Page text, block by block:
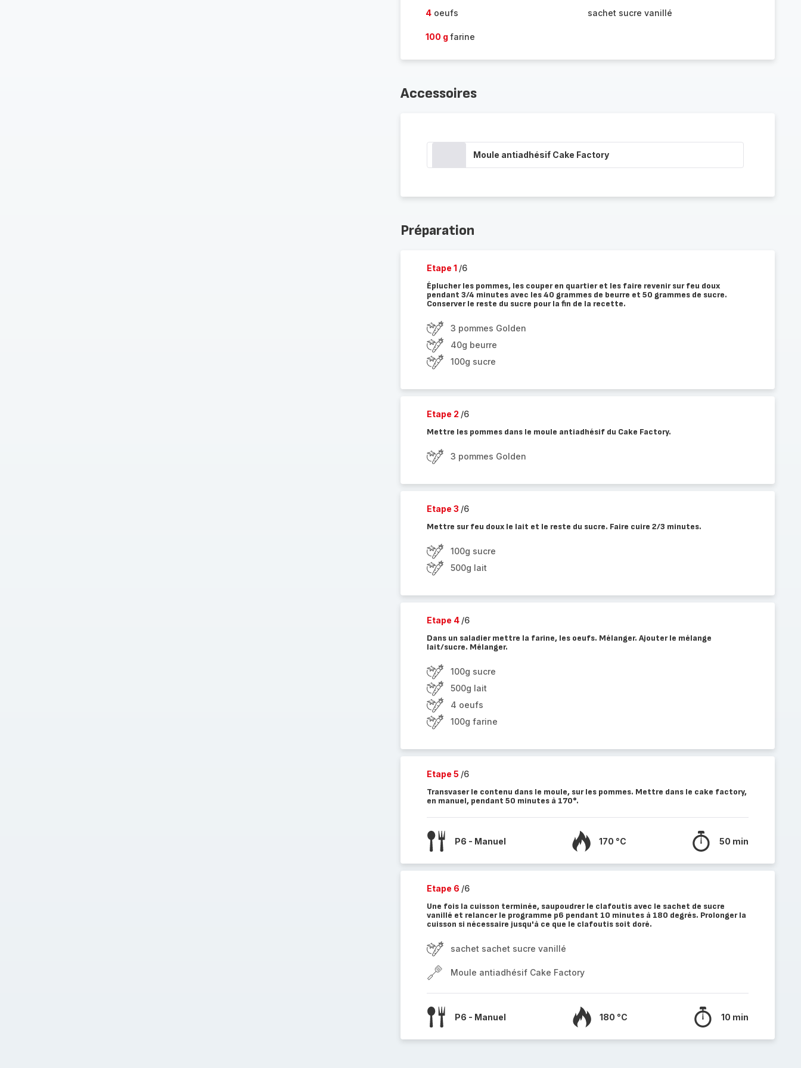
4oeufs sachet sucre vanillé
100 g farine
Accessoires
Moule antiadhésif Cake Factory
Préparation
Etape 1 /6
Éplucher les pommes, les couper en quartier et les faire revenir sur feu doux
pendant 3/4 minutes avec les 40 grammes de beurre et 50 grammes de sucre.
Conserver le reste du sucre pour la fin de la recette.
3 pommes Golden
40g beurre
100g sucre
Etape 2 /6
Mettre les pommes dans le moule antiadhésif du Cake Factory.
3 pommes Golden
Etape 3 /6
Mettre sur feu doux le lait et le reste du sucre. Faire cuire 2/3 minutes.
100g sucre
500g lait
Etape 4 /6
Dans un saladier mettre la farine, les oeufs. Mélanger. Ajouter le mélange
lait/sucre. Mélanger.
100g sucre
500g lait
4 oeufs
100g farine
Etape 5 /6
Transvaser le contenu dans le moule, sur les pommes. Mettre dans le cake factory,
en manuel, pendant 50 minutes à 170°.
P6 - Manuel 170 °C 50 min
Etape 6 /6
Une fois la cuisson terminée, saupoudrer le clafoutis avec le sachet de sucre
vanillé et relancer le programme p6 pendant 10 minutes à 180 degrés. Prolonger la
cuisson si nécessaire jusqu'à ce que le clafoutis soit doré.
sachet sachet sucre vanillé
Moule antiadhésif Cake Factory
P6 - Manuel 180 °C 10 min